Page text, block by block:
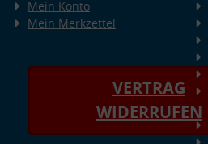
Mein Konto
Mein Merkzettel
VERTRAG
WIDERRUFEN